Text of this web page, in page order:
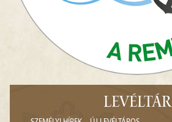
LEVÉLTÁR